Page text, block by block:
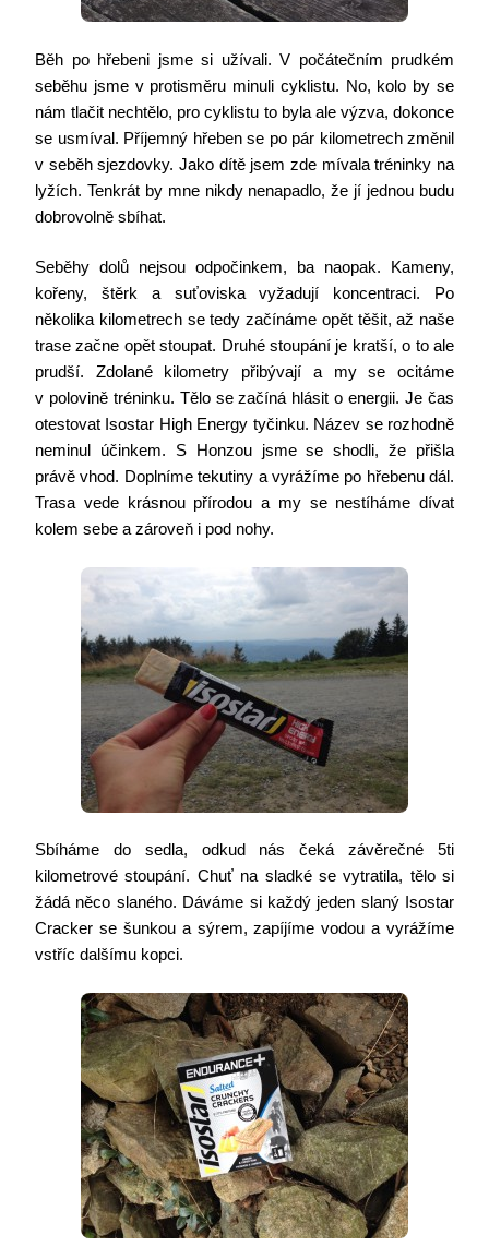
Běh po hřebeni jsme si užívali. V počátečním prudkém
seběhu jsme v protisměru minuli cyklistu. No, kolo by se
nám tlačit nechtělo, pro cyklistu to byla ale výzva, dokonce
se usmíval. Příjemný hřeben se po pár kilometrech změnil
v seběh sjezdovky. Jako dítě jsem zde mívala tréninky na
lyžích. Tenkrát by mne nikdy nenapadlo, že jí jednou budu
dobrovolně sbíhat.
Seběhy dolů nejsou odpočinkem, ba naopak. Kameny,
kořeny, štěrk a suťoviska vyžadují koncentraci. Po
několika kilometrech se tedy začínáme opět těšit, až naše
trase začne opět stoupat. Druhé stoupání je kratší, o to ale
prudší. Zdolané kilometry přibývají a my se ocitáme
v polovině tréninku. Tělo se začíná hlásit o energii. Je čas
otestovat Isostar High Energy tyčinku. Název se rozhodně
neminul účinkem. S Honzou jsme se shodli, že přišla
právě vhod. Doplníme tekutiny a vyrážíme po hřebenu dál.
Trasa vede krásnou přírodou a my se nestíháme dívat
kolem sebe a zároveň i pod nohy.
Sbíháme do sedla, odkud nás čeká závěrečné 5ti
kilometrové stoupání. Chuť na sladké se vytratila, tělo si
žádá něco slaného. Dáváme si každý jeden slaný Isostar
Cracker se šunkou a sýrem, zapíjíme vodou a vyrážíme
vstříc dalšímu kopci.